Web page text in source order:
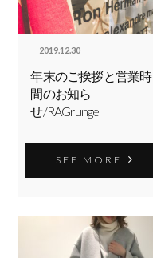
2019.12.30
年末のご挨拶と営業時
間のお知ら
せ/RAGrunge
SEE MORE